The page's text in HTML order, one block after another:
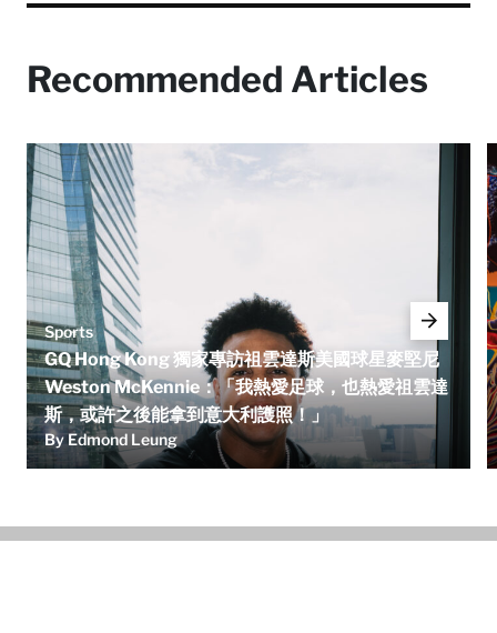
Recommended Articles
Sports
GQ Hong Kong 獨家專訪祖雲達斯美國球星麥堅尼
Weston McKennie：「我熱愛足球，也熱愛祖雲達
斯，或許之後能拿到意大利護照！」
By Edmond Leung